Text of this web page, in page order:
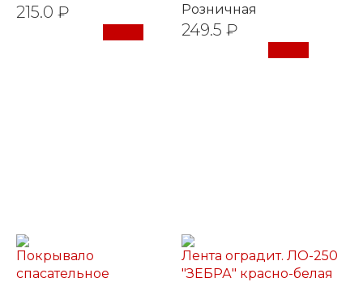
215.0 ₽ Розничная
249.5 ₽
Покрывало
спасательное
Лента оградит. ЛО-250
"ЗЕБРА" красно-белая